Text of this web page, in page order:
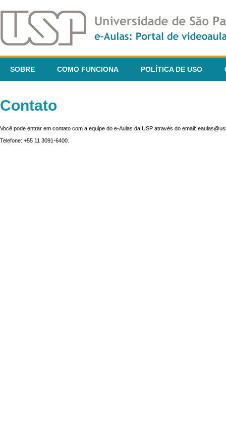
SOBRE COMO FUNCIONA POLÍTICA DE USO
Contato
Você pode entrar em contato com a equipe do e-Aulas da USP através do email:
Telefone: +55 11 3091-6400.